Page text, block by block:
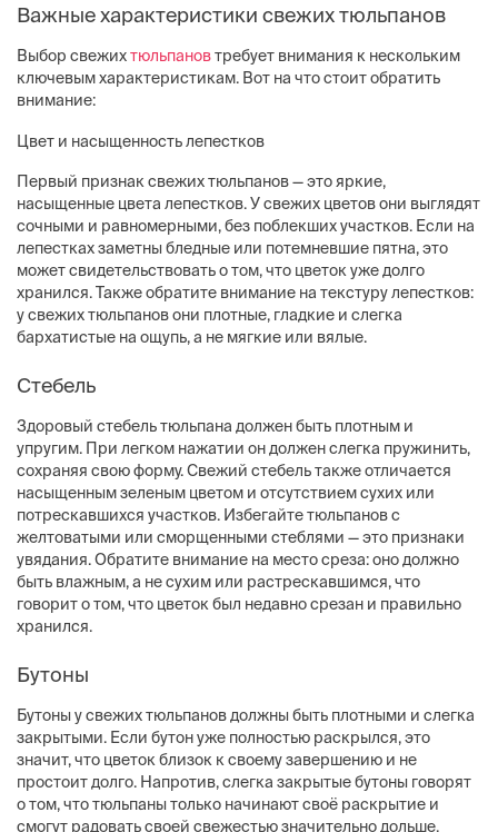
Важные характеристики свежих тюльпанов
Выбор свежихтюльпановтребует внимания к нескольким
ключевым характеристикам. Вот на что стоит обратить
внимание:
Цвет и насыщенность лепестков
Первый признак свежих тюльпанов — это яркие,
насыщенные цвета лепестков. У свежих цветов они выглядят
сочными и равномерными, без поблекших участков. Если на
лепестках заметны бледные или потемневшие пятна, это
может свидетельствовать о том, что цветок уже долго
хранился. Также обратите внимание на текстуру лепестков:
у свежих тюльпанов они плотные, гладкие и слегка
бархатистые на ощупь, а не мягкие или вялые.
Стебель
Здоровый стебель тюльпана должен быть плотным и
упругим. При легком нажатии он должен слегка пружинить,
сохраняя свою форму. Свежий стебель также отличается
насыщенным зеленым цветом и отсутствием сухих или
потрескавшихся участков. Избегайте тюльпанов с
желтоватыми или сморщенными стеблями — это признаки
увядания. Обратите внимание на место среза: оно должно
быть влажным, а не сухим или растрескавшимся, что
говорит о том, что цветок был недавно срезан и правильно
хранился.
Бутоны
Бутоны у свежих тюльпанов должны быть плотными и слегка
закрытыми. Если бутон уже полностью раскрылся, это
значит, что цветок близок к своему завершению и не
простоит долго. Напротив, слегка закрытые бутоны говорят
о том, что тюльпаны только начинают своё раскрытие и
смогут радовать своей свежестью значительно дольше.